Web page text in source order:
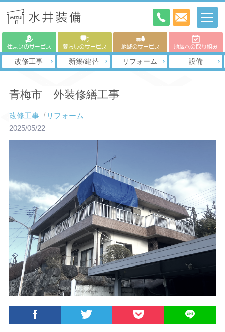
住まいのサービス 暮らしのサービス 地域のサービス 地域への取り組み
改修工事 新築/建替 リフォーム 設備
青梅市 外装修繕工事
改修工事
リフォーム
2025/05/22